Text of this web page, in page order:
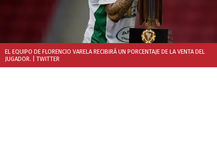
EL EQUIPO DE FLORENCIO VARELA RECIBIRÁ UN PORCENTAJE DE LA VENTA DEL
JUGADOR. | TWITTER